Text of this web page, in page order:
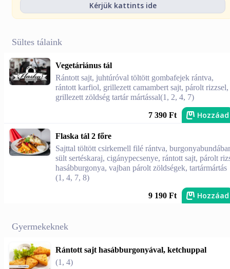
Kérjük kattints ide
Sültes tálaink
Vegetáriánus tál
Rántott sajt, juhtúróval töltött gombafejek rántva,
rántott karfiol, grillezett camambert sajt, párolt rizzsel,
grillezett zöldség tartár mártással(1, 2, 4, 7)
7 390 Ft Hozzáad
Flaska tál 2 főre
Sajttal töltött csirkemell filé rántva,
sült sertéskaraj, cigánypecsenye, rántott sajt, párolt
hasábburgonya, vajban párolt zöldségek, tartármártás
(1, 4, 7, 8)
9 190 Ft Hozzáad
Gyermekeknek
Rántott sajt hasábburgonyával, ketchuppal
(1, 4)